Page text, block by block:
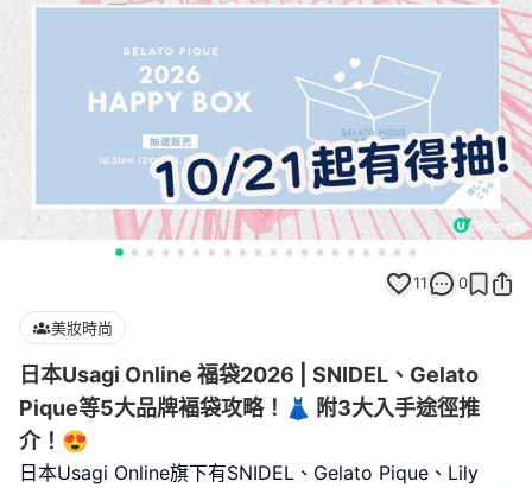
11 0
美妝時尚
日本Usagi Online 福袋2026 | SNIDEL、Gelato
Pique等5大品牌褔袋攻略！👗 附3大入手途徑推
介！😍
日本Usagi Online旗下有SNIDEL、Gelato Pique、Lily